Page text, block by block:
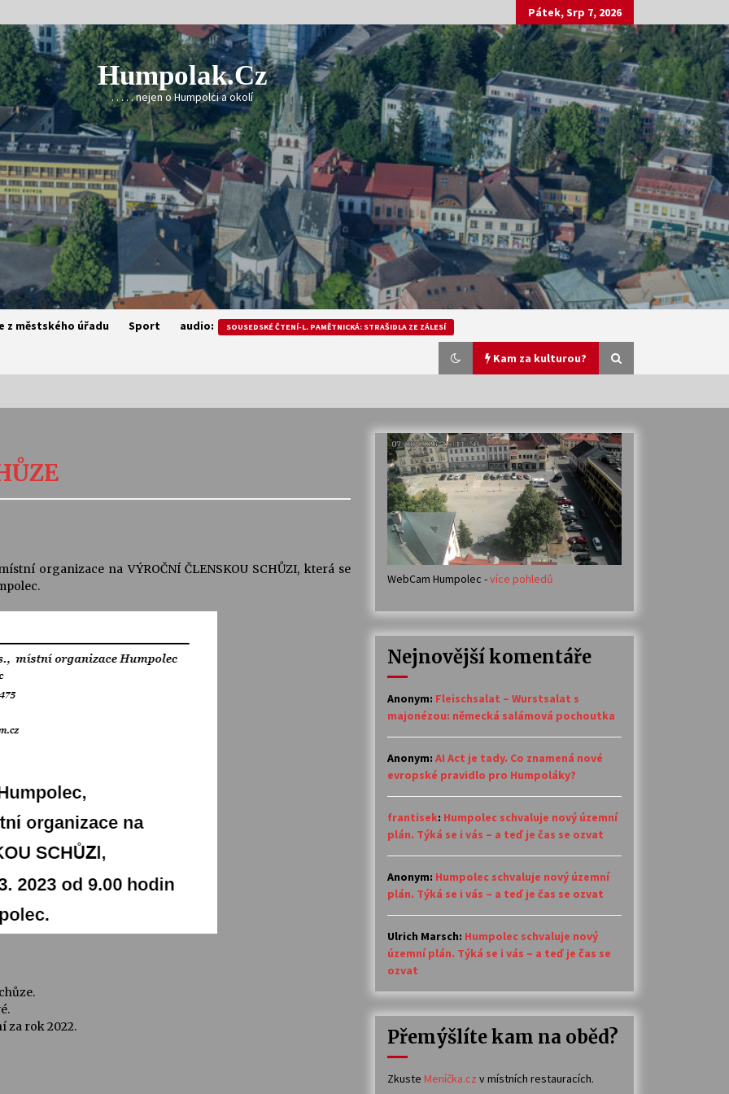
Pátek, Srp 7, 2026
Humpolak.cz
. . . . . nejen o Humpolci a okolí
z městského úřadu Sport audio: SOUSEDSKÉ ČTENÍ-L. PAMĚTNICKÁ: STRAŠIDLA ZE ZÁLESÍ
Kam za kulturou?
Veselí muzikanti
30. 7. 2026
Votavžatský ploty
23. 7. 2026
14. 7. 2026
30. 6. 2026
organizace na VÝROČNÍ ČLENSKOU SCHŮZI, která se
za rok 2022.
WebCam Humpolec -více pohledů
Nejnovější komentáře
Anonym: Fleischsalat – Wurstsalat s
majonézou: německá salámová pochoutka
Anonym: AI Act je tady. Co znamená nové
evropské pravidlo pro Humpoláky?
frantisek: Humpolec schvaluje nový územní
plán. Týká se i vás – a teď je čas se ozvat
Anonym: Humpolec schvaluje nový územní
plán. Týká se i vás – a teď je čas se ozvat
Ulrich Marsch: Humpolec schvaluje nový
územní plán. Týká se i vás – a teď je čas se
ozvat
Přemýšlíte kam na oběd?
Zkuste Meníčka.cz v místních restauracích.